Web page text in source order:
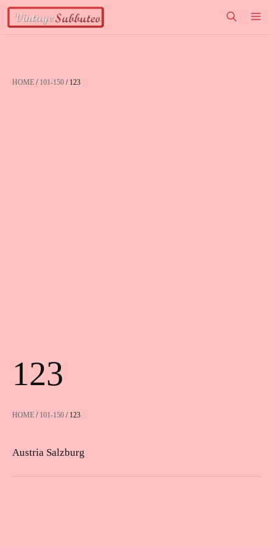
Vai
HOME / 101-150 / 123
123
HOME / 101-150 / 123
Austria Salzburg